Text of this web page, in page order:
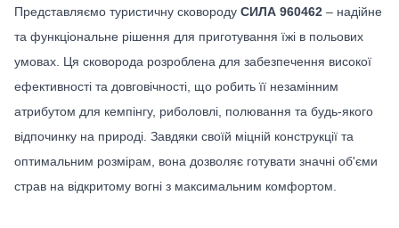
Представляємо туристичну сковороду СИЛА 960462 – надійне
та функціональне рішення для приготування їжі в польових
умовах. Ця сковорода розроблена для забезпечення високої
ефективності та довговічності, що робить її незамінним
атрибутом для кемпінгу, риболовлі, полювання та будь-якого
відпочинку на природі. Завдяки своїй міцній конструкції та
оптимальним розмірам, вона дозволяє готувати значні об'єми
страв на відкритому вогні з максимальним комфортом.